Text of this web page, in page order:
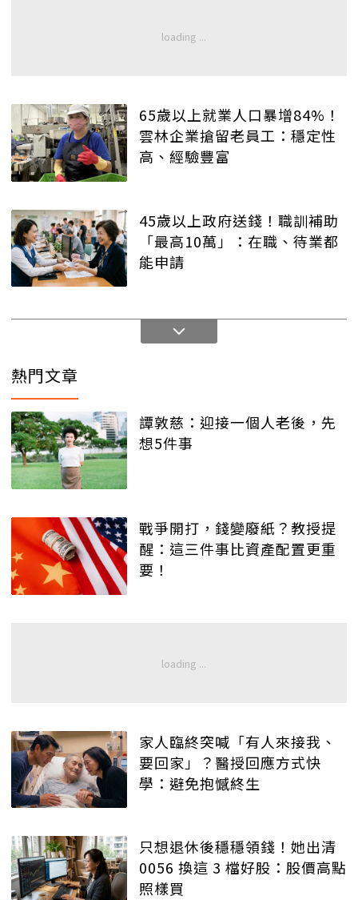
65歲以上就業人口暴增84%！
雲林企業搶留老員工：穩定性
高、經驗豐富
45歲以上政府送錢！職訓補助
「最高10萬」：在職、待業都
能申請
熱門文章
譚敦慈：迎接一個人老後，先
想5件事
戰爭開打，錢變廢紙？教授提
醒：這三件事比資產配置更重
要！
家人臨終突喊「有人來接我、
要回家」？醫授回應方式快
學：避免抱憾終生
只想退休後穩穩領錢！她出清
0056 換這 3 檔好股：股價高點
照樣買